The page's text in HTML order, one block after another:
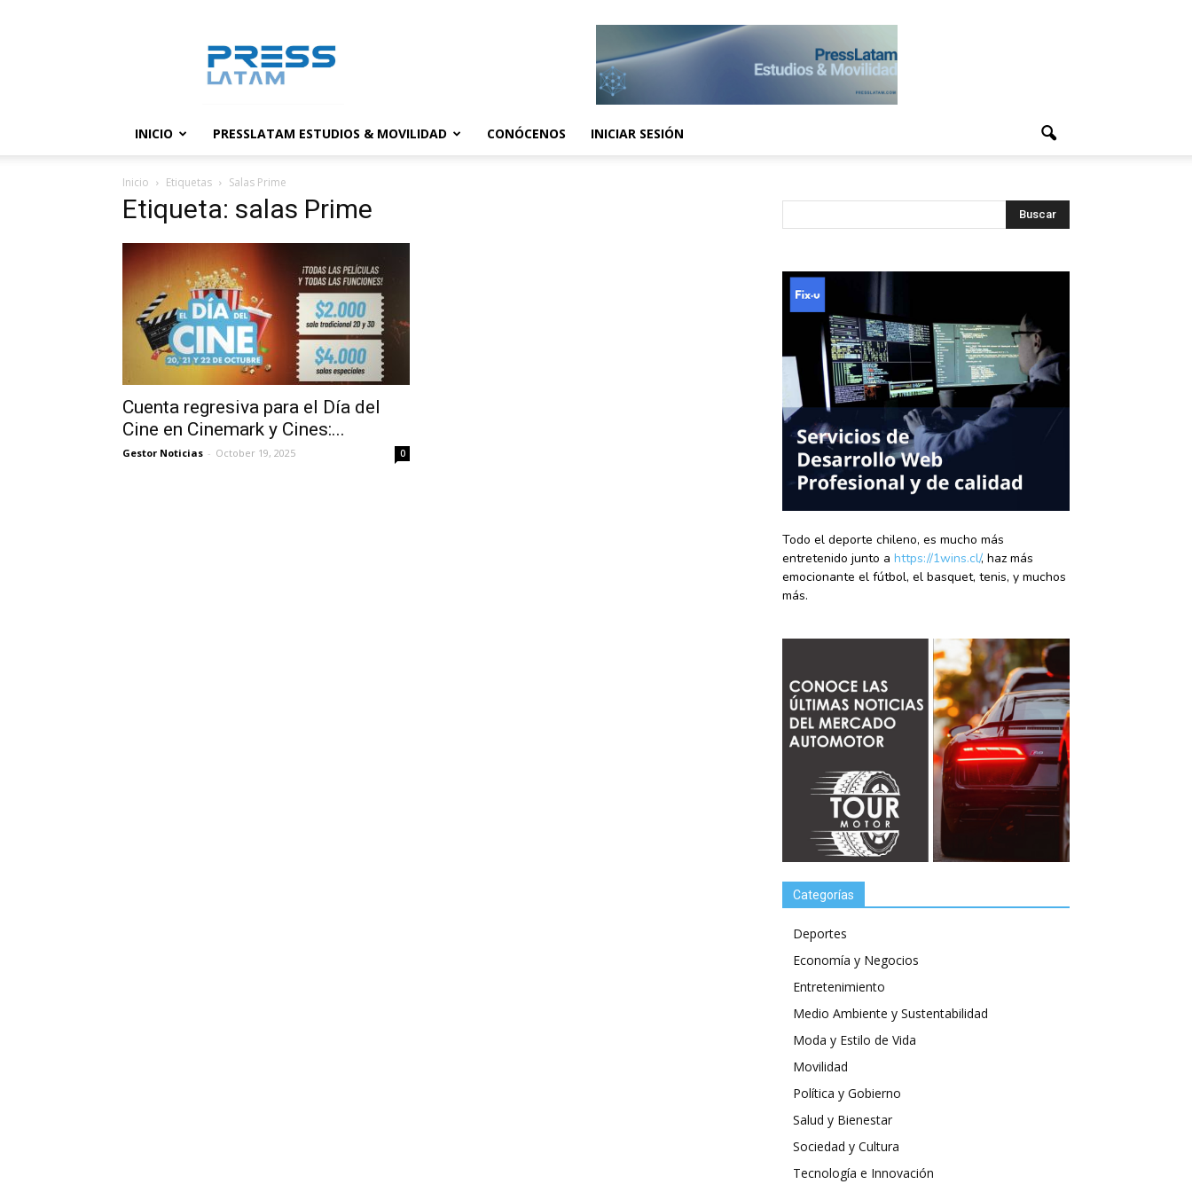
noticias
INICIO PRESSLATAM ESTUDIOS & MOVILIDAD CONÓCENOS INICIAR SESIÓN
Inicio Etiquetas Salas Prime
Etiqueta: salas Prime
Cuenta regresiva para el Día del
Cine en Cinemark y Cines:...
Gestor Noticias - October 19, 2025 0
Todo el deporte chileno, es mucho más
entretenido junto a https://1wins.cl/, haz más
emocionante el fútbol, el basquet, tenis, y muchos
más.
Categorías
Deportes
Economía y Negocios
Entretenimiento
Medio Ambiente y Sustentabilidad
Moda y Estilo de Vida
Movilidad
Política y Gobierno
Salud y Bienestar
Sociedad y Cultura
Tecnología e Innovación